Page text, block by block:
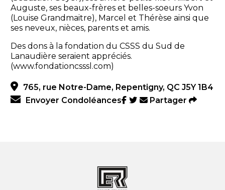
Auguste, ses beaux-frères et belles-soeurs Yvon
(Louise Grandmaitre), Marcel et Thérèse ainsi que
ses neveux, nièces, parents et amis.
Des dons à la fondation du CSSS du Sud de
Lanaudière seraient appréciés.
(www.fondationcsssl.com)
765, rue Notre-Dame, Repentigny, QC J5Y 1B4
Envoyer Condoléances
Partager